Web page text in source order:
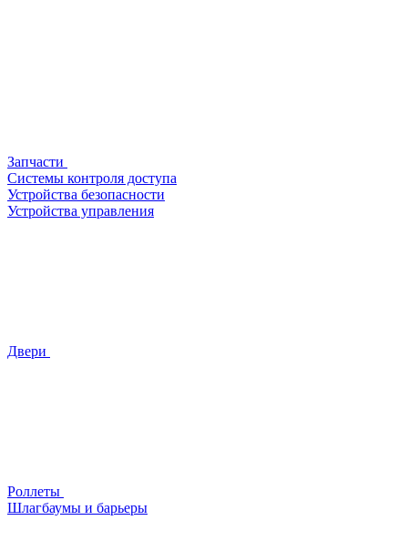
Запчасти
Системы контроля доступа
Устройства безопасности
Устройства управления
Двери
Роллеты
Шлагбаумы и барьеры